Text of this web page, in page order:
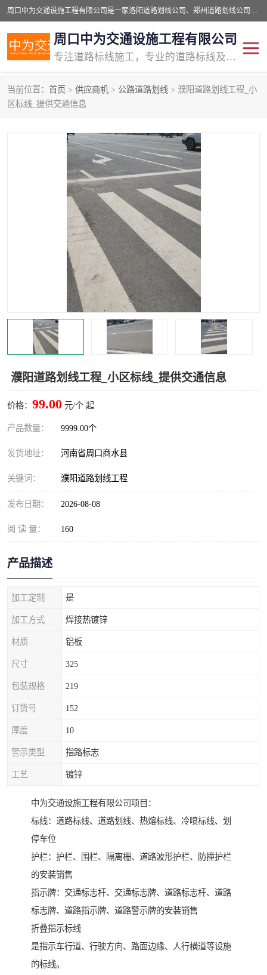
周口中为交通设施工程有限公司是一家洛阳道路划线公司、郑州道路划线公司、平顶山道路车位划线公司、开封车位划线公司、许昌道路车位划线公司、漯河道路车位划线公司，公司始终坚持“诚信、匠心、专注”的宗旨；我们的经营理念是：的服务。
周口中为交通设施工程有限公司
专注道路标线施工，专业的道路标线及交通设施施工服务商!
当前位置： 首页 > 供应商机 > 公路道路划线 > 濮阳道路划线工程_小
区标线_提供交通信息
濮阳道路划线工程_小区标线_提供交通信息
价格： 99.00 元/个 起
产品数量： 9999.00个
发货地址： 河南省周口商水县
关键词： 濮阳道路划线工程
发布日期： 2026-08-08
阅 读 量： 160
产品描述
加工定制 是
加工方式 焊接热镀锌
材质 铝板
尺寸 325
包装规格 219
订货号 152
厚度 10
警示类型 指路标志
工艺 镀锌
中为交通设施工程有限公司项目：
标线：道路标线、道路划线、热熔标线、冷喷标线、划
停车位
护栏：护栏、围栏、隔离栅、道路波形护栏、防撞护栏
的安装销售
指示牌：交通标志杆、交通标志牌、道路标志杆、道路
标志牌、道路指示牌、道路警示牌的安装销售
折叠指示标线
是指示车行道、行驶方向、路面边缘、人行横道等设施
的标线。
交通道路标线
道路标线划线 马路标线
道路划线